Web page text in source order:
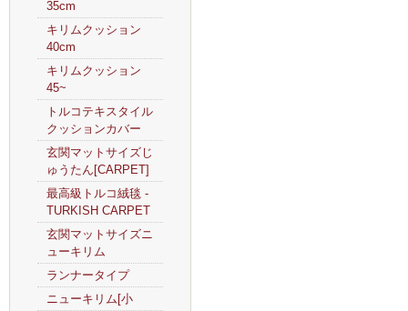
35cm
キリムクッション
40cm
キリムクッション
45~
トルコテキスタイル
クッションカバー
玄関マットサイズじ
ゅうたん[CARPET]
最高級トルコ絨毯 -
TURKISH CARPET
玄関マットサイズニ
ューキリム
ランナータイプ
ニューキリム[小